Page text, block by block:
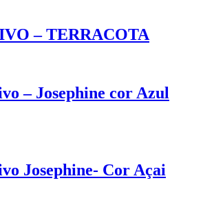
– TERRACOTA
– Josephine cor Azul
Josephine- Cor Açai